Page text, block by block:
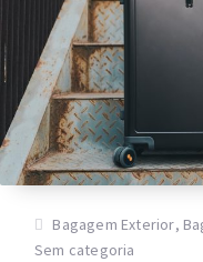
Bagagem Exterior,
Sem categoria